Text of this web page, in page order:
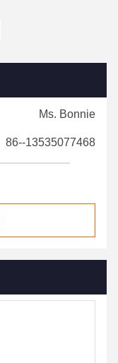
Ms. Bonnie
86--13535077468